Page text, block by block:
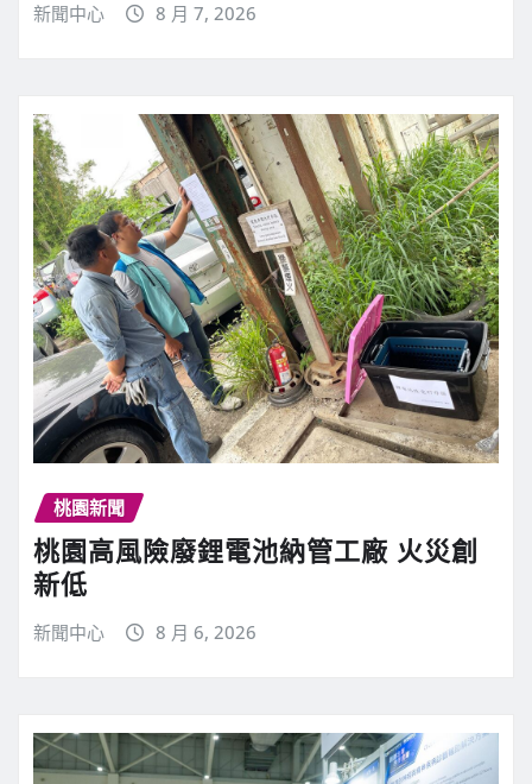
新聞中心 8 月 7, 2026
桃園新聞
桃園高風險廢鋰電池納管工廠 火災創
新低
新聞中心 8 月 6, 2026